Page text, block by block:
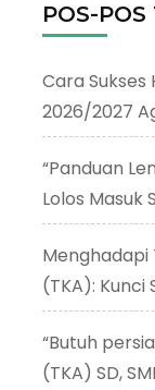
POS-POS
Cara Sukses
2026/2027
“Panduan
Lolos Masuk
Menghadapi
(TKA): Kunci
“Butuh
(TKA) SD,